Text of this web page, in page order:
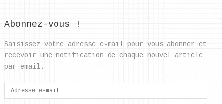
Abonnez-vous !
Saisissez votre adresse e-mail pour vous abonner et
recevoir une notification de chaque nouvel article
par email.
Adresse
e-